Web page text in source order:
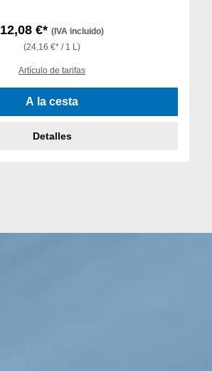
12,08 €* (IVA incluido)
(24,16 €* / 1 L)
Artículo de tarifas
A la cesta
Detalles